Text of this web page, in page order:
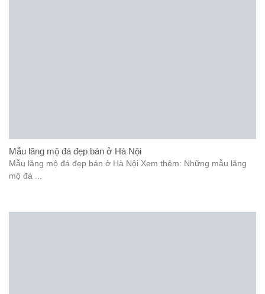
Mẫu lăng mộ đá đẹp bán ở Hà Nội
Mẫu lăng mộ đá đẹp bán ở Hà Nội Xem thêm: Những mẫu lăng
mộ đá ...